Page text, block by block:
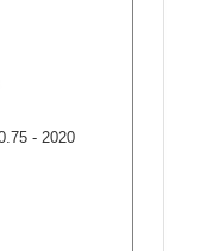
- 2020